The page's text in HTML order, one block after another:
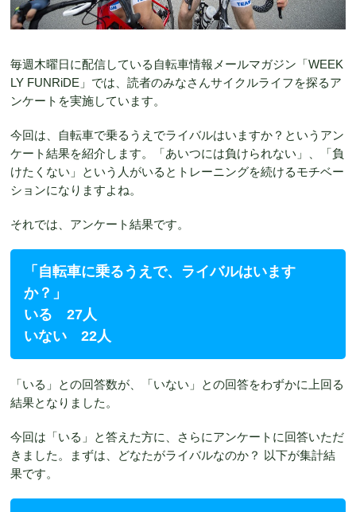
毎週木曜日に配信している自転車情報メールマガジン「WEEK
LY FUNRiDE」では、読者のみなさんサイクルライフを探るア
ンケートを実施しています。
今回は、自転車で乗るうえでライバルはいますか？というアン
ケート結果を紹介します。「あいつには負けられない」、「負
けたくない」という人がいるとトレーニングを続けるモチベー
ションになりますよね。
それでは、アンケート結果です。
「自転車に乗るうえで、ライバルはいます
か？」
いる 27人
いない 22人
「いる」との回答数が、「いない」との回答をわずかに上回る
結果となりました。
今回は「いる」と答えた方に、さらにアンケートに回答いただ
きました。まずは、どなたがライバルなのか？ 以下が集計結
果です。